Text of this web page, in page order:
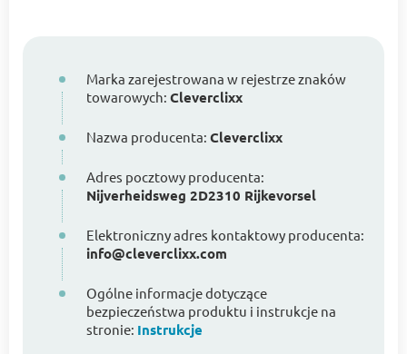
Marka zarejestrowana w rejestrze znaków
towarowych: Cleverclixx
Nazwa producenta: Cleverclixx
Adres pocztowy producenta:
Nijverheidsweg 2D2310 Rijkevorsel
Elektroniczny adres kontaktowy producenta:
info@cleverclixx.com
Ogólne informacje dotyczące
bezpieczeństwa produktu i instrukcje na
stronie: Instrukcje